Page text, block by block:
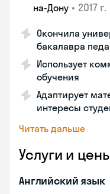
на-Дону • 2017 г.
Окончила
бакалавра
Использует
обучения
Адаптирует
интересы
Читать дальше
Услуги и
Английский язык